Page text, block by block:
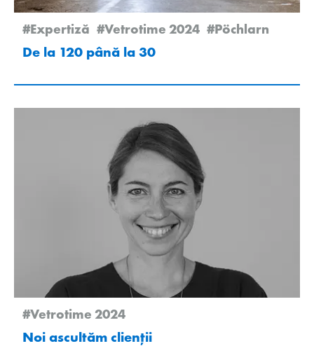
#Expertiză #Vetrotime 2024 #Pöchlarn
De la 120 până la 30
#Vetrotime 2024
Noi ascultăm clienții